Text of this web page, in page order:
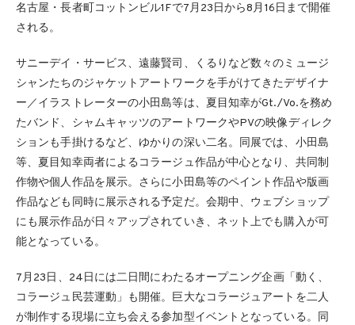
名古屋・長者町コットンビル1Fで7月23日から8月16日まで開催
される。
サニーデイ・サービス、遠藤賢司、くるりなど数々のミュージ
シャンたちのジャケットアートワークを手がけてきたデザイナ
ー／イラストレーターの小田島等は、夏目知幸がGt./Vo.を務め
たバンド、シャムキャッツのアートワークやPVの映像ディレク
ションも手掛けるなど、ゆかりの深い二名。同展では、小田島
等、夏目知幸両者によるコラージュ作品が中心となり、共同制
作物や個人作品を展示。さらに小田島等のペイント作品や版画
作品なども同時に展示される予定だ。会期中、ウェブショップ
にも展示作品が日々アップされていき、ネット上でも購入が可
能となっている。
7月23日、24日には二日間にわたるオープニング企画「動く、
コラージュ民芸運動」も開催。巨大なコラージュアートを二人
が制作する現場に立ち会える参加型イベントとなっている。同